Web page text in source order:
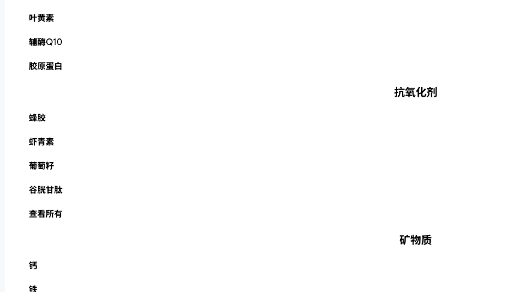
叶黄素
辅酶Q10
胶原蛋白
抗氧化剂
蜂胶
虾青素
葡萄籽
谷胱甘肽
查看所有
矿物质
钙
铁